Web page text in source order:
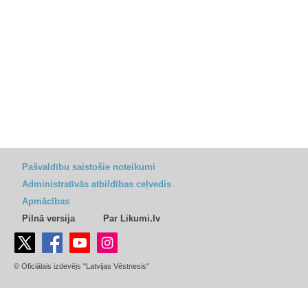
Pašvaldību saistošie noteikumi
Administratīvās atbildības ceļvedis
Apmācības
Pilnā versija
Par Likumi.lv
© Oficiālais izdevējs "Latvijas Vēstnesis"